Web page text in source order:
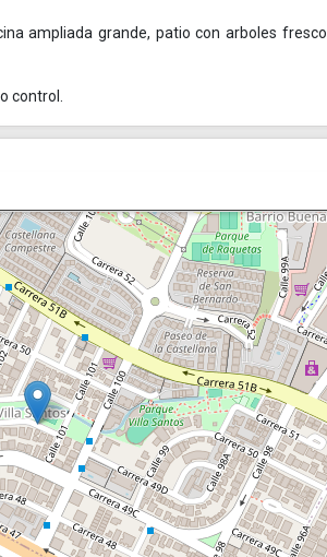
ampliada grande, patio con arboles fresco
control.